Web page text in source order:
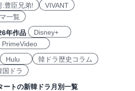
:豊臣兄弟!
VIVANT
一覧
年作品
Disney+
PrimeVideo
Hulu
韓ドラ歴史コラム
国ドラ
ートの新韓ドラ月別一覧